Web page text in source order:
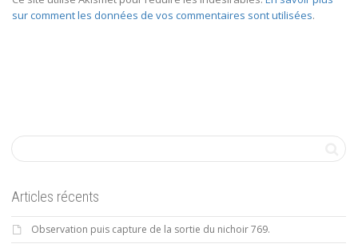
sur comment les données de vos commentaires sont utilisées.
Articles récents
Observation puis capture de la sortie du nichoir 769.